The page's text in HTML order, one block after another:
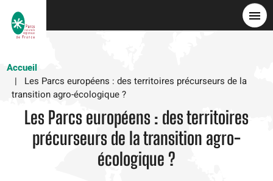
Accueil
Les Parcs européens : des territoires précurseurs de la
transition agro-écologique ?
Les Parcs européens : des territoires
précurseurs de la transition agro-
écologique ?